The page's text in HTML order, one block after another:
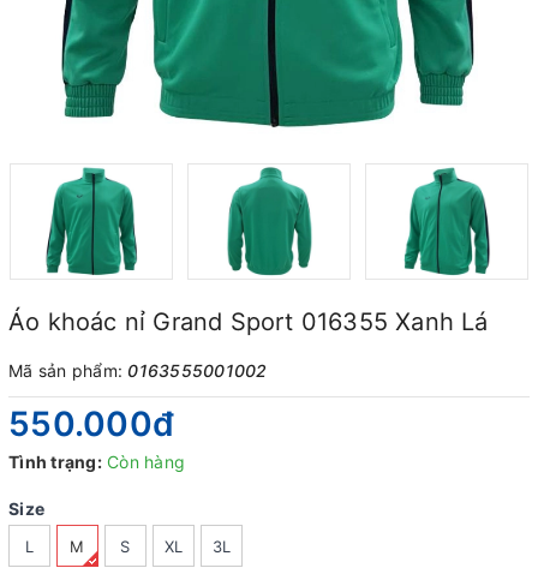
Áo khoác nỉ Grand Sport 016355 Xanh Lá
Mã sản phẩm: 0163555001002
550.000₫
Tình trạng: Còn hàng
Size
L M S XL 3L